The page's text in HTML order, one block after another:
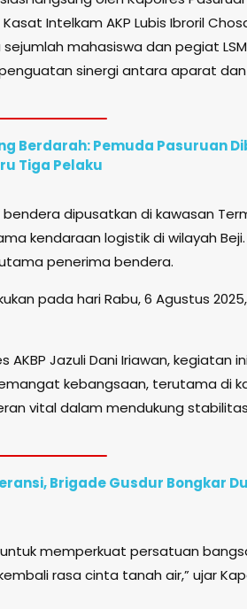
Intelkam AKP Lubis Ibroril
mahasiswa dan pegiat
sinergi antara aparat
Berdarah: Pemuda Pasuruan
Tiga Pelaku
dipusatkan di kawasan
kendaraan logistik di wilayah
penerima bendera.
pada hari Rabu, 6 Agustus
AKBP Jazuli Dani Iriawan, kegiatan
kebangsaan, terutama di
vital dalam mendukung
Brigade Gusdur Bongkar
memperkuat persatuan
rasa cinta tanah air,” ujar